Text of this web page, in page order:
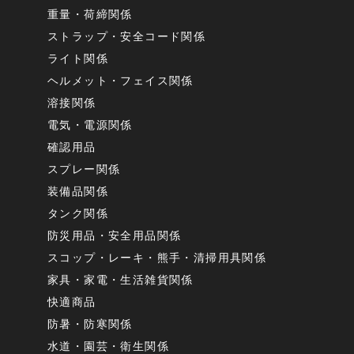
重量・荷締関係
ストラップ・安全コード関係
ライト関係
ヘルメット・フェイス関係
溶接関係
電気・電源関係
確認用品
スプレー関係
装備品関係
タンク関係
防災用品・安全用品関係
スコップ・レーキ・熊手・清掃用具関係
家具・家電・生活雑貨関係
快適商品
防暑・防寒関係
水道・園芸・衛生関係